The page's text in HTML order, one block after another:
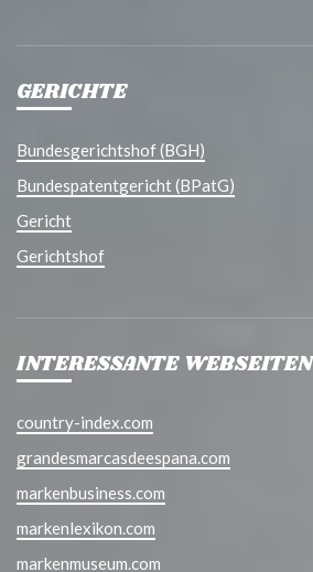
GERICHTE
Bundesgerichtshof (BGH)
Bundespatentgericht (BPatG)
Gericht
Gerichtshof
INTERESSANTE WEBSEITEN
country-index.com
grandesmarcasdeespana.com
markenbusiness.com
markenlexikon.com
markenmuseum.com